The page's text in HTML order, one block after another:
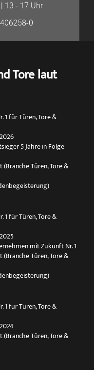
13 - 17 Uhr
0
Tore laut
1 für Türen, Tore &
5 Jahre in Folge
(Branche Türen, Tore &
1 für Türen, Tore &
mit Zukunft Nr. 1
(Branche Türen, Tore &
1 für Türen, Tore &
(Branche Türen, Tore &